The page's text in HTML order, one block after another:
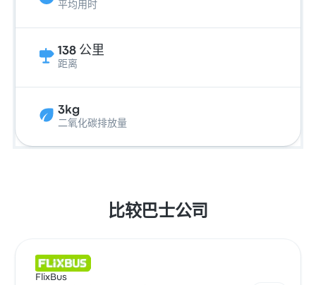
平均用时
138 公里
距离
3kg
二氧化碳排放量
比较巴士公司
FlixBus